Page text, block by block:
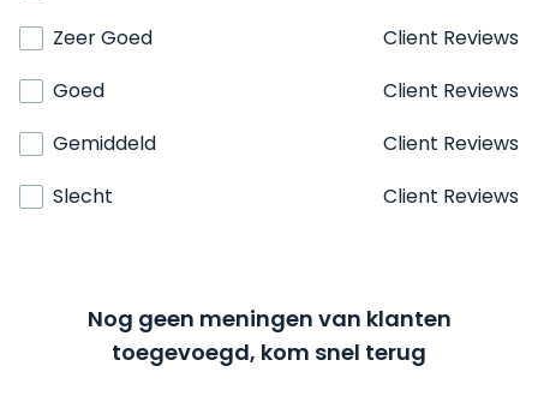
Zeer Goed
Client Reviews
Goed
Client Reviews
Gemiddeld
Client Reviews
Slecht
Client Reviews
Nog geen meningen van klanten
toegevoegd, kom snel terug